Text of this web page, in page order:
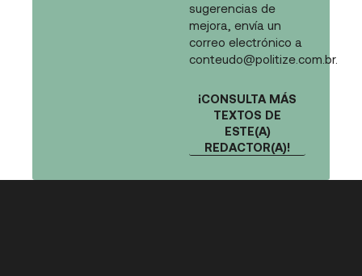
sugerencias de
mejora, envía un
correo electrónico a
conteudo@politize.com.br.
¡CONSULTA MÁS
TEXTOS DE
ESTE(A)
REDACTOR(A)!